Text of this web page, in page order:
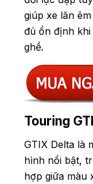
giúp xe lăn
đủ ổn định
ghề.
Touring
GTIX Delta là
hình nổi bật,
hợp giữa màu